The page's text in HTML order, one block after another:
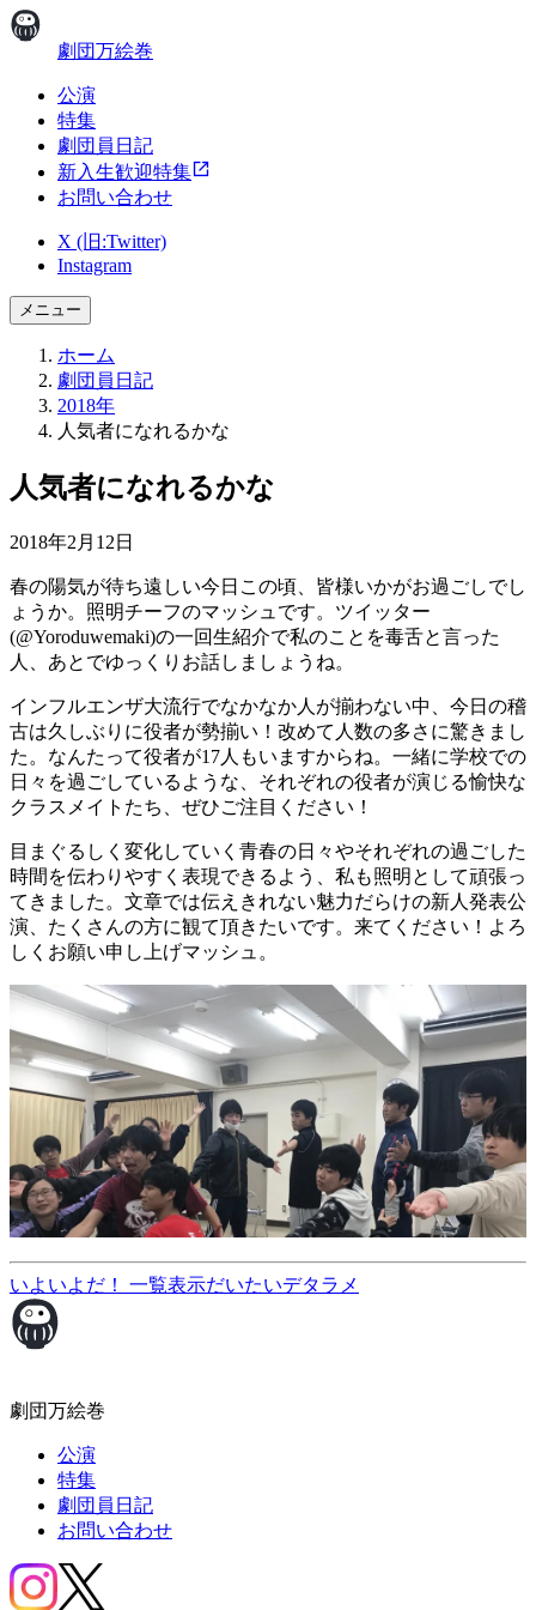
劇団万絵巻
公演
特集
劇団員日記
新入生歓迎特集
お問い合わせ
X (旧:Twitter)
Instagram
メニュー
ホーム
劇団員日記
2018年
人気者になれるかな
人気者になれるかな
2018年2月12日
春の陽気が待ち遠しい今日この頃、皆様いかがお過ごしでし
ょうか。照明チーフのマッシュです。ツイッター
(@Yoroduwemaki)の一回生紹介で私のことを毒舌と言った
人、あとでゆっくりお話しましょうね。
インフルエンザ大流行でなかなか人が揃わない中、今日の稽
古は久しぶりに役者が勢揃い！改めて人数の多さに驚きまし
た。なんたって役者が17人もいますからね。一緒に学校での
日々を過ごしているような、それぞれの役者が演じる愉快な
クラスメイトたち、ぜひご注目ください！
目まぐるしく変化していく青春の日々やそれぞれの過ごした
時間を伝わりやすく表現できるよう、私も照明として頑張っ
てきました。文章では伝えきれない魅力だらけの新人発表公
演、たくさんの方に観て頂きたいです。来てください！よろ
しくお願い申し上げマッシュ。
いよいよだ！ 一覧表示だいたいデタラメ
劇団万絵巻
公演
特集
劇団員日記
お問い合わせ